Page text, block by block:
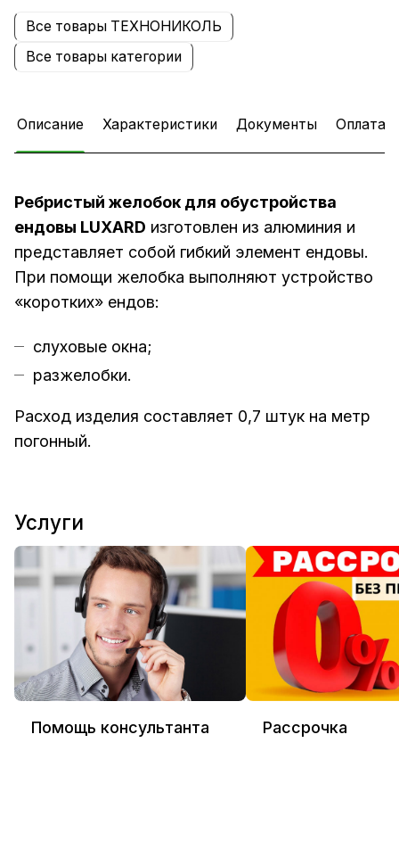
Все товары ТЕХНОНИКОЛЬ
Все товары категории
Описание Характеристики Документы Оплата
Ребристый желобок для обустройства
ендовы LUXARD изготовлен из алюминия и
представляет собой гибкий элемент ендовы.
При помощи желобка выполняют устройство
«коротких» ендов:
слуховые окна;
разжелобки.
Расход изделия составляет 0,7 штук на метр
погонный.
Услуги
Помощь консультанта Рассрочка